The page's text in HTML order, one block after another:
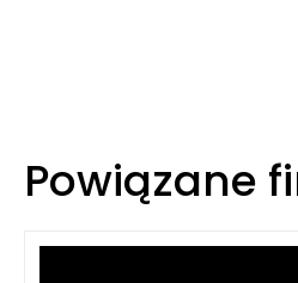
Powiązane